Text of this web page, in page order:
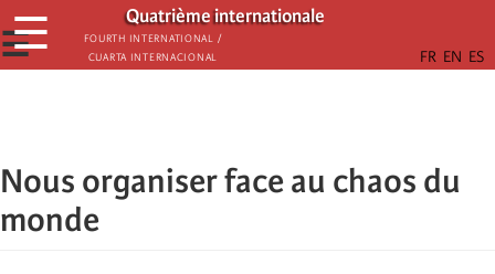
Passar
para
o
Quatrième internationale
Fourth International /
Cuarta Internacional
☰
☰
Nous organiser face au chaos du
monde